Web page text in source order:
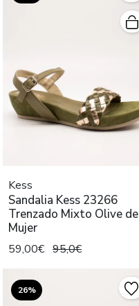
Kess
Sandalia Kess 23266
Trenzado Mixto Olive de
Mujer
59,00€ 95,0€
26%